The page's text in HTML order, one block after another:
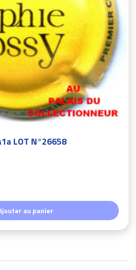
LOT N°26658
au panier